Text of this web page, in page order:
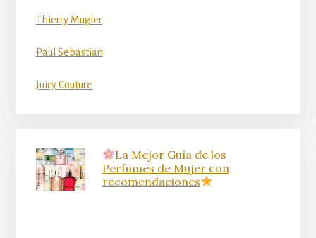
Thierry Mugler
Paul Sebastian
Juicy Couture
La Mejor Guía de los
Perfumes de Mujer con
recomendaciones